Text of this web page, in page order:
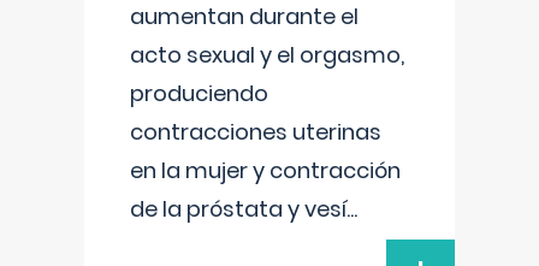
aumentan durante el
acto sexual y el orgasmo,
produciendo
contracciones uterinas
en la mujer y contracción
de la próstata y vesí...